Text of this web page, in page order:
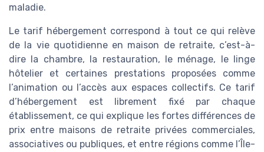
maladie.
Le tarif hébergement correspond à tout ce qui relève
de la vie quotidienne en maison de retraite, c’est-à-
dire la chambre, la restauration, le ménage, le linge
hôtelier et certaines prestations proposées comme
l’animation ou l’accès aux espaces collectifs. Ce tarif
d’hébergement est librement fixé par chaque
établissement, ce qui explique les fortes différences de
prix entre maisons de retraite privées commerciales,
associatives ou publiques, et entre régions comme l’Île-